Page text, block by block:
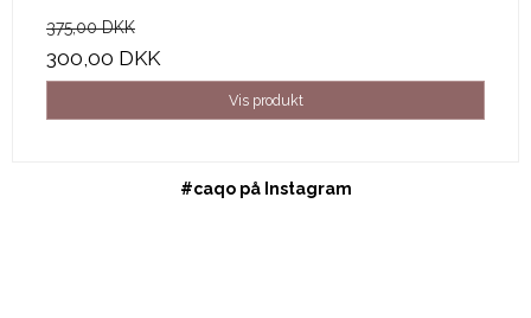
375,00 DKK
300,00 DKK
Vis produkt
#caqo på Instagram